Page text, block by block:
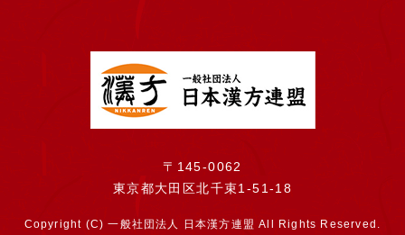
〒145-0062
東京都大田区北千束1-51-18
Copyright (C) 一般社団法人 日本漢方連盟 All Rights Reserved.